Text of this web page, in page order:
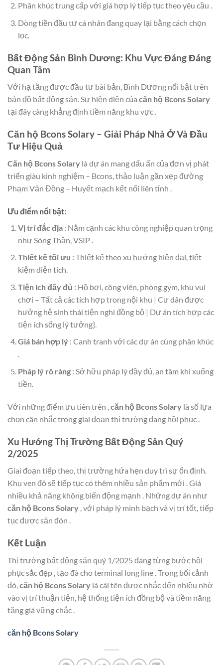
Phân khúc trung cấp với giá hợp lý tiếp tục theo yêu cầu .
Dòng tiền đầu tư cá nhân đang quay lại bằng cách chọn
lọc.
Bất Động Sản Bình Dương: Khu Vực Đáng Đáng
Quan Tâm
Với hạ tầng được đầu tư bài bản, Bình Dương nổi bật trên
bản đồ bất động sản. Sự hiện diện của căn hộ Bcons Solary
tại đây càng khẳng định tiềm năng khu vực .
Căn hộ Bcons Solary – Giải Pháp Nhà Ở Và Đầu
Tư Hiệu Quả
Căn hộ Bcons Solary là dự án mang dấu ấn của đơn vị phát
triển giàu kinh nghiệm – Bcons, thảo luận gần xẹp đường
Phạm Văn Đồng – Huyết mạch kết nối liên tỉnh .
Ưu điểm nổi bật:
Vị trí đắc địa: Nằm cạnh các khu công nghiệp quan trọng
như Sóng Thần, VSIP .
Thiết kế tối ưu : Thiết kế theo xu hướng hiện đại, tiết
kiệm diện tích.
Tiện ích đầy đủ : Hồ bơi, công viên, phòng gym, khu vui
chơi – Tất cả các tích hợp trong nội khu | Cư dân được
hưởng hệ sinh thái tiện nghi đồng bộ | Dự án tích hợp các
tiện ích sống lý tưởng}.
Giá bán hợp lý: Canh tranh với các dự án cùng phân khúc
.
Pháp lý rõ ràng: Sở hữu pháp lý đầy đủ, an tâm khi xuống
tiền.
Với những điểm ưu tiên trên , căn hộ Bcons Solary là số lựa
chọn cân nhắc trong giai đoạn thị trường đang hồi phục .
Xu Hướng Thị Trường Bất Động Sản Quý
2/2025
Giai đoạn tiếp theo, thị trường hứa hẹn duy trì sự ổn định.
Khu ven đô sẽ tiếp tục có thêm nhiều sản phẩm mới . Giá
nhiều khả năng không biến động mạnh . Những dự án như
căn hộ Bcons Solary , với pháp lý minh bạch và vị trí tốt, tiếp
tục được săn đón .
Kết Luận
Thị trường bất động sản quý 1/2025 đang từng bước hồi
phục sắc đẹp , tạo đà cho terminal long line . Trong bối cảnh
đó, căn hộ Bcons Solary là cái tên được nhắc đến nhiều nhờ
vào vị trí thuận tiện, hệ thống tiện ích đồng bộ và tiềm năng
tăng giá vững chắc .
căn hộ Bcons Solary